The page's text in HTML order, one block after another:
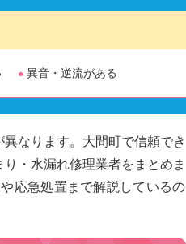
異音・逆流がある
なります。大間町で信頼でき
・水漏れ修理業者をまとめま
応急処置まで解説しているの